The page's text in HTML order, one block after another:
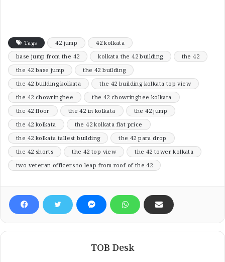
Tags 42 jump
42 kolkata
base jump from the 42
kolkata the 42 building
the 42
the 42 base jump
the 42 building
the 42 building kolkata
the 42 building kolkata top view
the 42 chowringhee
the 42 chowringhee kolkata
the 42 floor
the 42 in kolkata
the 42 jump
the 42 kolkata
the 42 kolkata flat price
the 42 kolkata tallest building
the 42 para drop
the 42 shorts
the 42 top view
the 42 tower kolkata
two veteran officers to leap from roof of the 42
TOB Desk